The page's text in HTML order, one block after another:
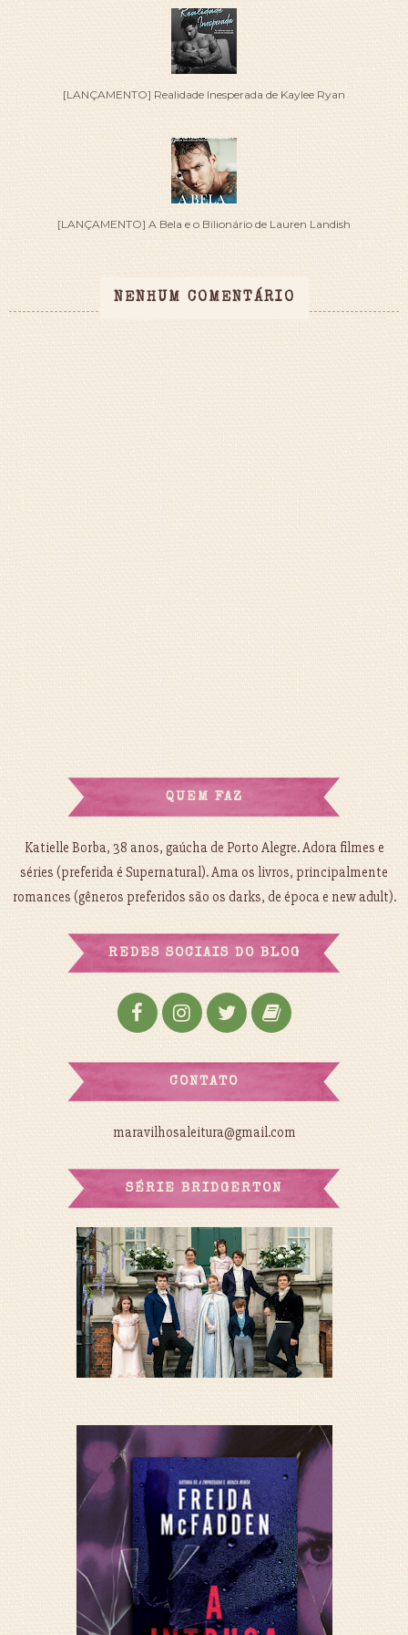
[LANÇAMENTO] Realidade Inesperada de Kaylee Ryan
[LANÇAMENTO] A Bela e o Bilionário de Lauren Landish
NENHUM COMENTÁRIO
QUEM FAZ
Katielle Borba, 38 anos, gaúcha de Porto Alegre. Adora filmes e
séries (preferida é Supernatural). Ama os livros, principalmente
romances (gêneros preferidos são os darks, de época e new adult).
REDES SOCIAIS DO BLOG
CONTATO
maravilhosaleitura@gmail.com
SÉRIE BRIDGERTON